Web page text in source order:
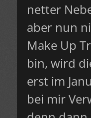
netter
aber nun
Make Up
bin, wird
erst im
bei mir